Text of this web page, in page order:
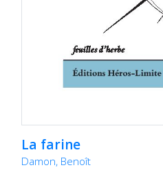
La farine
Damon, Benoît